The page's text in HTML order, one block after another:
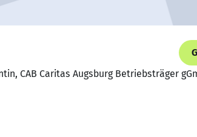
CAB Caritas Augsburg Betriebsträger